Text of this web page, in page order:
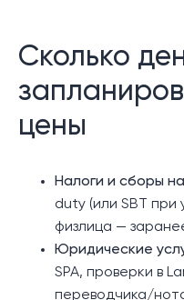
Сколько
цены
Налоги и сборы
duty (или SBT при
физлица —
Юридические
SPA, проверки в
переводчика/